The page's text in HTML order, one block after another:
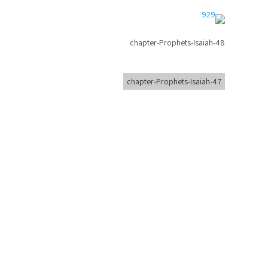
chapter-Prophets-Isaiah-48
chapter-Prophets-Isaiah-47